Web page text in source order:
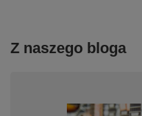
Z naszego bloga